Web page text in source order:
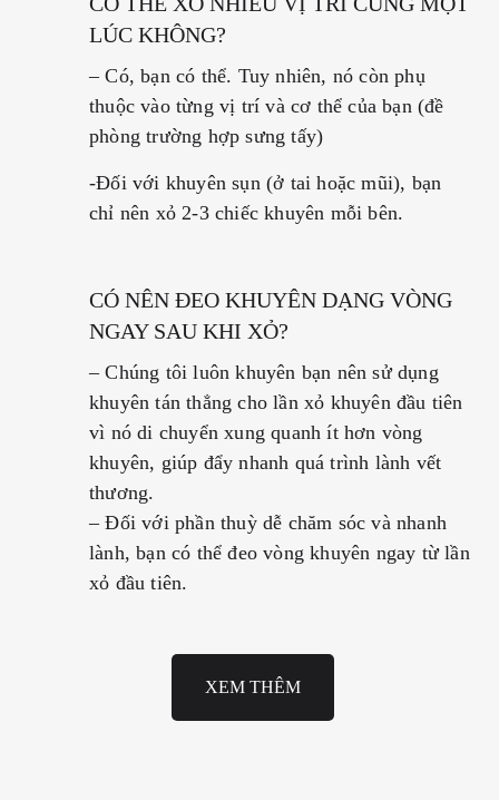
LÚC KHÔNG?
– Có, bạn có thể. Tuy nhiên, nó còn phụ
thuộc vào từng vị trí và cơ thể của bạn (đề
phòng trường hợp sưng tấy)
-Đối với khuyên sụn (ở tai hoặc mũi), bạn
chỉ nên xỏ 2-3 chiếc khuyên mỗi bên.
CÓ NÊN ĐEO KHUYÊN DẠNG VÒNG
NGAY SAU KHI XỎ?
–Chúng tôi luôn khuyên bạn nên sử dụng
khuyên tán thẳng cho lần xỏ khuyên đầu tiên
vì nó di chuyển xung quanh ít hơn vòng
khuyên, giúp đẩy nhanh quá trình lành vết
thương.
– Đối với phần thuỳ dễ chăm sóc và nhanh
lành, bạn có thể đeo vòng khuyên ngay từ lần
xỏ đầu tiên.
XEM THÊM